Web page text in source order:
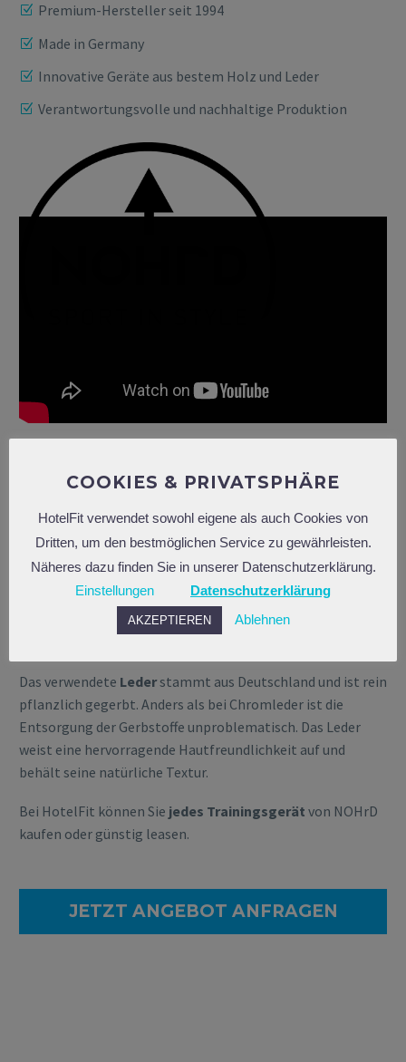
Premium-Hersteller seit 1994
Made in Germany
Innovative Geräte aus bestem Holz und Leder
Verantwortungsvolle und nachhaltige Produktion
BESTES HOLZ UND LEDER
NOHrD verwendet ausschließlich
nachwachsenden Beständen. So wird jedes Fitnessgerät
zumUnikat! Junges, glattes Vollkernholz wird verarbeitet
und zum Schutz geölt. Das verhindert Schmutz und Flecken.
Zur Wahl stehen verschiedene Hölzer, unter anderem
Das verwendete Lederstammt aus Deutschland und ist rein
pflanzlich gegerbt. Anders als bei Chromleder ist die
Entsorgung der Gerbstoffe unproblematisch. Das Leder
weist eine hervorragende Hautfreundlichkeit auf und
behält seine natürliche Textur.
Bei HotelFit können Sie jedes Trainingsgerät von NOHrD
kaufen oder günstig leasen.
JETZT ANGEBOT ANFRAGEN
COOKIES & PRIVATSPHÄRE
HotelFit verwendet sowohl eigene als auch Cookies von
Dritten, um den bestmöglichen Service zu gewährleisten.
Näheres dazu finden Sie in unserer Datenschutzerklärung.
Einstellungen
Datenschutzerklärung
AKZEPTIEREN Ablehnen